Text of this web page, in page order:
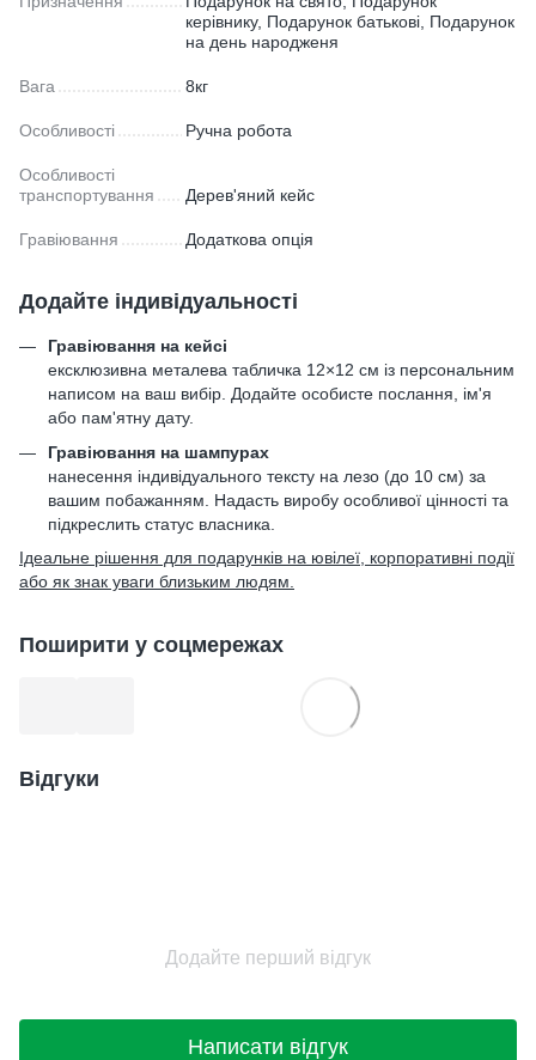
керівнику, Подарунок батькові, Подарунок
на день народженя
Вага 8кг
Особливості Ручна робота
Особливості
транспортування
Дерев'яний кейс
Гравіювання Додаткова опція
Додайте індивідуальності
Гравіювання на кейсі
ексклюзивна металева табличка 12×12 см із персональним
написом на ваш вибір. Додайте особисте послання, ім'я
або пам'ятну дату.
Гравіювання на шампурах
нанесення індивідуального тексту на лезо (до 10 см) за
вашим побажанням. Надасть виробу особливої цінності та
підкреслить статус власника.
Ідеальне рішення для подарунків на ювілеї, корпоративні події
або як знак уваги близьким людям.
Поширити у соцмережах
Відгуки
Додайте перший відгук
Написати відгук